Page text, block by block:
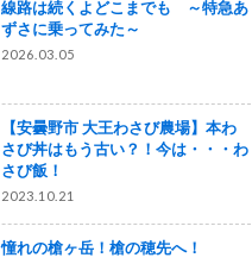
線路は続くよどこまでも ～特急あ
ずさに乗ってみた～
2026.03.05
【安曇野市 大王わさび農場】本わ
さび丼はもう古い？！今は・・・わ
さび飯！
2023.10.21
憧れの槍ヶ岳！槍の穂先へ！